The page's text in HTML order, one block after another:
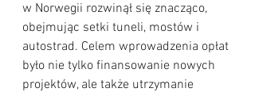
w Norwegii rozwinął się znacząco,
obejmując setki tuneli, mostów i
autostrad. Celem wprowadzenia opłat
było nie tylko finansowanie nowych
projektów, ale także utrzymanie